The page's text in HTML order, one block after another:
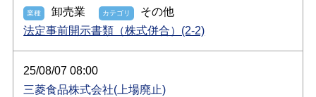
卸売業
その他
法定事前開示書類（株式併合）(2-2)
25/08/07 08:00
三菱食品株式会社(上場廃止)